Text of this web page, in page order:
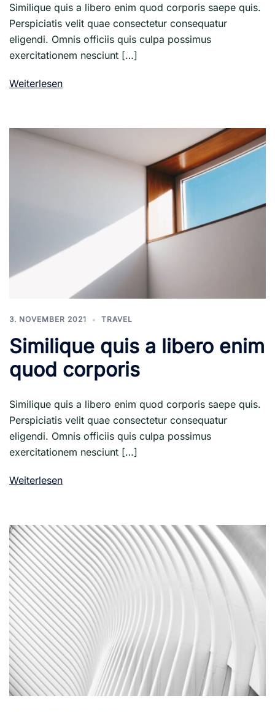
Similique quis a libero enim quod corporis saepe quis.
Perspiciatis velit quae consectetur consequatur
eligendi. Omnis officiis quis culpa possimus
exercitationem nesciunt […]
Weiterlesen
3. NOVEMBER 2021 TRAVEL
Similique quis a libero enim
quod corporis
Similique quis a libero enim quod corporis saepe quis.
Perspiciatis velit quae consectetur consequatur
eligendi. Omnis officiis quis culpa possimus
exercitationem nesciunt […]
Weiterlesen